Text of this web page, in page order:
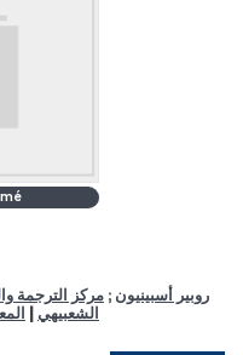
روبير أسبينيون ; مركز الترجمة
الشعبيهي